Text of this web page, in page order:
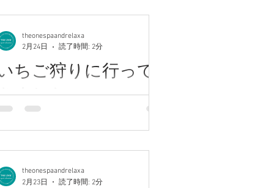
ちご狩りに行って
ました♪
均一価格◎ 川崎西口徒歩7分.尻手
分バス停目の前 ★★★★★★★★★★
こ最近すっかり暖かくなりましたね♪
theonespaandrelaxa
2月24日
読了時間: 2分
theonespaandrelaxa
2月23日
読了時間: 2分